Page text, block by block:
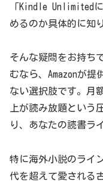
「Kindle Unlimited
めるのか具体的に知
そんな疑問をお持ち
むなら、Amazonが
ない選択肢です。月
上が読み放題という
り、あなたの読書ラ
特に海外小説のライ
代を超えて愛される